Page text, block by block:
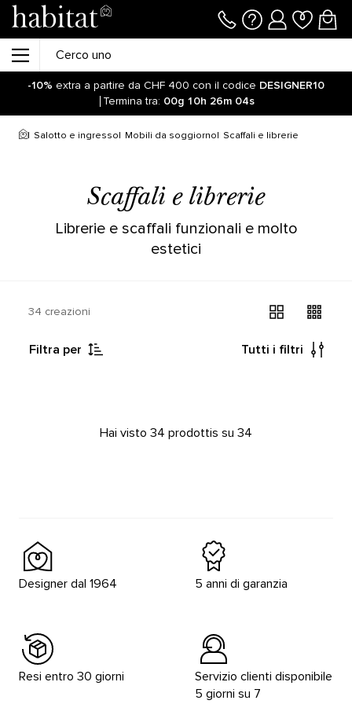
-10% extra a partire da CHF 400 con il codice DESIGNER10
Termina tra: 00g 10h 26m 04s
Resta aggiornato sulla riapertura delle vendite online sul
nostro sito! Clicca qui
Salotto e ingresso Mobili da soggiorno Scaffali e librerie
Scaffali e librerie
Librerie e scaffali funzionali e molto
estetici
34 creazioni
Filtra per Tutti i filtri
Hai visto 34 prodottis su 34
Designer dal 1964 5 anni di garanzia
Resi entro 30 giorni
Servizio clienti disponibile
5 giorni su 7